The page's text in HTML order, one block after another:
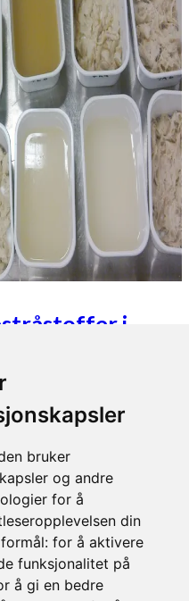
bruker
og andre
for å
din
for å aktivere
funksjonalitet på
å gi en bedre
i
(CYCLE)